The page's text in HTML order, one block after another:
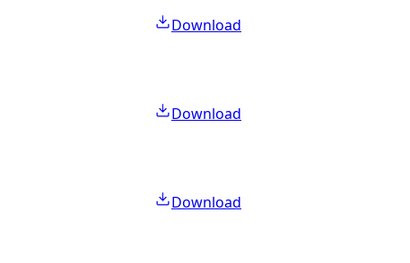
Download
Download
Download